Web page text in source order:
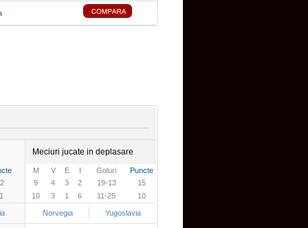
Meciuri jucate in deplasare
M V E I Goluri
Puncte
9 4 3 2 19-13
15
10 3 1 6 11-25 10
Norvegia Yugoslavia